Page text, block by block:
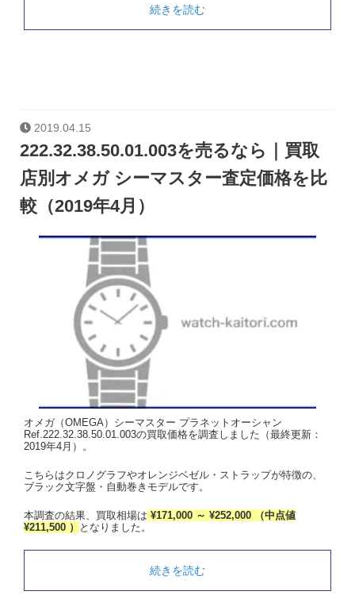
続きを読む
2019.04.15
222.32.38.50.01.003を売るなら｜買取
店別オメガ シーマスター査定価格を比
較（2019年4月）
オメガ（OMEGA）シーマスター プラネットオーシャン
Ref.222.32.38.50.01.003の買取価格を調査しました（最終更新：
2019年4月）。
こちらはクロノグラフやオレンジベゼル・ストラップが特徴の、
ブラック文字盤・自動巻きモデルです。
本調査の結果、買取相場は ¥171,000 ～ ¥252,000 （中点値
¥211,500 ）
となりました。
続きを読む